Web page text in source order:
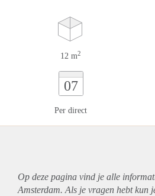
12 m2
07
Per direct
Op deze pagina vind je alle
Amsterdam. Als je vragen hebt kun